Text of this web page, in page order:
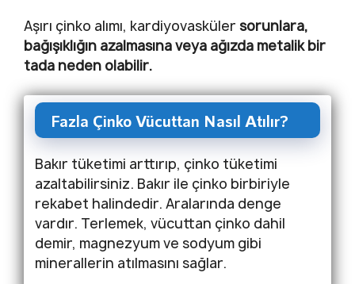
Aşırı çinko alımı, kardiyovasküler sorunlara,
bağışıklığın azalmasına veya ağızda metalik bir
tada neden olabilir.
Fazla Çinko Vücuttan Nasıl Atılır?
Bakır tüketimi arttırıp, çinko tüketimi
azaltabilirsiniz. Bakır ile çinko birbiriyle
rekabet halindedir. Aralarında denge
vardır. Terlemek, vücuttan çinko dahil
demir, magnezyum ve sodyum gibi
minerallerin atılmasını sağlar.